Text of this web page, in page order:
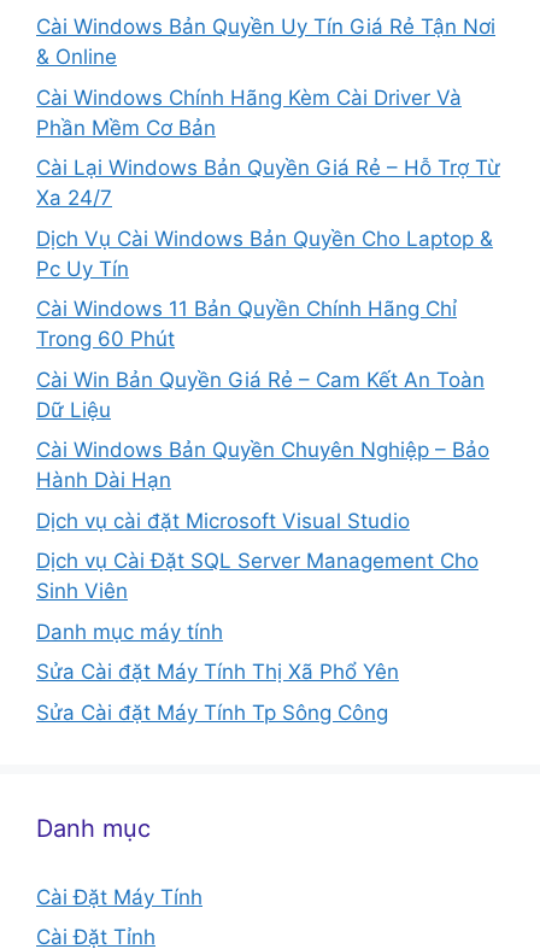
Cài Windows Bản Quyền Uy Tín Giá Rẻ Tận Nơi
& Online
Cài Windows Chính Hãng Kèm Cài Driver Và
Phần Mềm Cơ Bản
Cài Lại Windows Bản Quyền Giá Rẻ – Hỗ Trợ Từ
Xa 24/7
Dịch Vụ Cài Windows Bản Quyền Cho Laptop &
Pc Uy Tín
Cài Windows 11 Bản Quyền Chính Hãng Chỉ
Trong 60 Phút
Cài Win Bản Quyền Giá Rẻ – Cam Kết An Toàn
Dữ Liệu
Cài Windows Bản Quyền Chuyên Nghiệp – Bảo
Hành Dài Hạn
Dịch vụ cài đặt Microsoft Visual Studio
Dịch vụ Cài Đặt SQL Server Management Cho
Sinh Viên
Danh mục máy tính
Sửa Cài đặt Máy Tính Thị Xã Phổ Yên
Sửa Cài đặt Máy Tính Tp Sông Công
Danh mục
Cài Đặt Máy Tính
Cài Đặt Tỉnh